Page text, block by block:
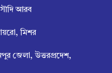
সৌদি আরব
মিশর
জেলা, উত্তরপ্রদেশ,